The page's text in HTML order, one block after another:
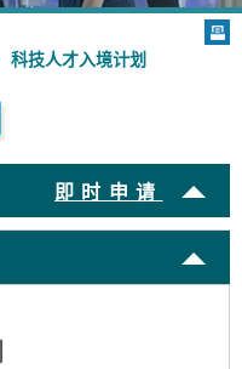
科技人才入境计划
即时申请